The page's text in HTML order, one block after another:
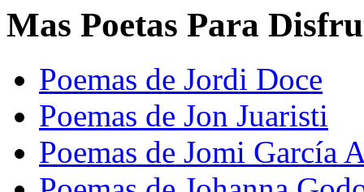
Mas Poetas Para
Poemas de Jordi Doce
Poemas de Jon Juaristi
Poemas de Jomi García